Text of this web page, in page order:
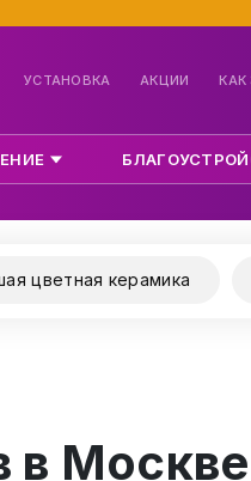
УСТАНОВКА АКЦИИ КАК
цветная керамика
в Москве